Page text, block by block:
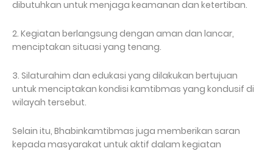
dibutuhkan untuk menjaga keamanan dan ketertiban.
2. Kegiatan berlangsung dengan aman dan lancar,
menciptakan situasi yang tenang.
3. Silaturahim dan edukasi yang dilakukan bertujuan
untuk menciptakan kondisi kamtibmas yang kondusif di
wilayah tersebut.
Selain itu, Bhabinkamtibmas juga memberikan saran
kepada masyarakat untuk aktif dalam kegiatan